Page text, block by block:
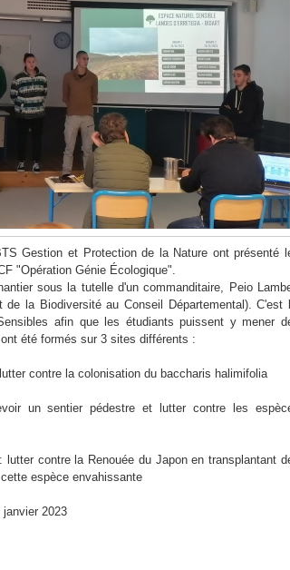
Gestion et Protection de la Nature ont présenté
"Opération Génie Écologique".
sous la tutelle d'un commanditaire, Peio
la Biodiversité au Conseil Départemental). C'est
afin que les étudiants puissent y mener
été formés sur 3 sites différents :
contre la colonisation du baccharis halimifolia
un sentier pédestre et lutter contre les
contre la Renouée du Japon en transplantant
espèce envahissante
janvier 2023